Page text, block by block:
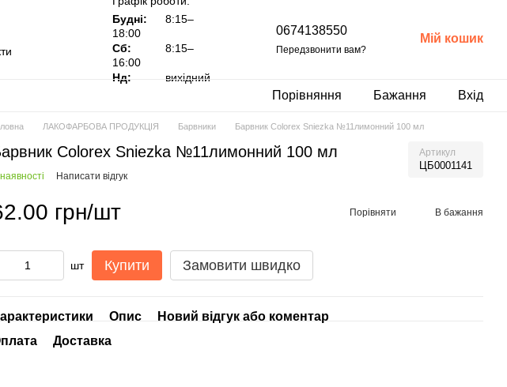
Будні:
8:15–
18:00
Сб:
8:15–
16:00
Нд:
вихідний
0674138550
Передзвонити вам?
Мій кошик
Порівняння Бажання Вхід
ЛАКОФАРБОВА ПРОДУКЦІЯ Барвники Барвник Colorex Sniezka №11лимонний 100 мл
Colorex Sniezka №11лимонний 100 мл Артикул
ЦБ0001141
Написати відгук
грн/шт Порівняти В бажання
шт Купити Замовити швидко
Опис
Новий відгук або коментар
Доставка